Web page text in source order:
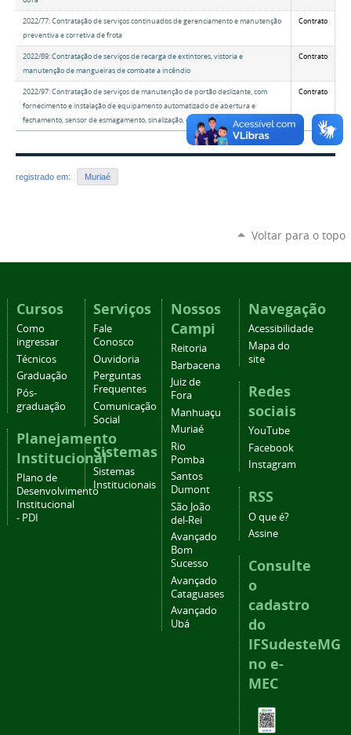
2022/77: Contratação de serviços continuados de gerenciamento e manutenção
preventiva e corretiva de frota
Contrato
2022/89: Contratação de serviços de recarga de extintores, vistoria e
manutenção de mangueiras de combate a incêndio
Contrato
2022/97: Contratação de serviços de manutenção de portão deslizante, com
fornecimento e instalação de equipamento automatizado de abertura e
fechamento, sensor de esmagamento, sinalização, dentre outros
Contrato
registrado em: Muriaé
Voltar para o topo
Cursos
Como
ingressar
Técnicos
Graduação
Pós-
graduação
Planejamento
Institucional
Plano de
Desenvolvimento
Institucional
- PDI
Serviços
Fale
Conosco
Ouvidoria
Perguntas
Frequentes
Comunicação
Social
Sistemas
Sistemas
Institucionais
Nossos
Campi
Reitoria
Barbacena
Juiz de
Fora
Manhuaçu
Muriaé
Rio
Pomba
Santos
Dumont
São João
del-Rei
Avançado
Bom
Sucesso
Avançado
Cataguases
Avançado
Ubá
Navegação
Acessibilidade
Mapa do
site
Redes
sociais
YouTube
Facebook
Instagram
RSS
O que é?
Assine
Consulte
o
cadastro
do
IFSudesteMG
no e-
MEC